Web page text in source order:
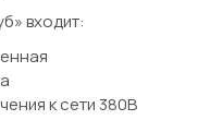
входит:
к сети 380В